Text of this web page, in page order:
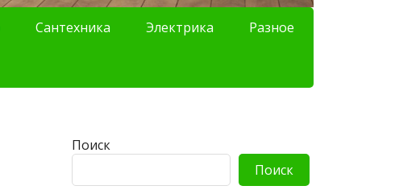
Сантехника Электрика Разное
Поиск
Поиск